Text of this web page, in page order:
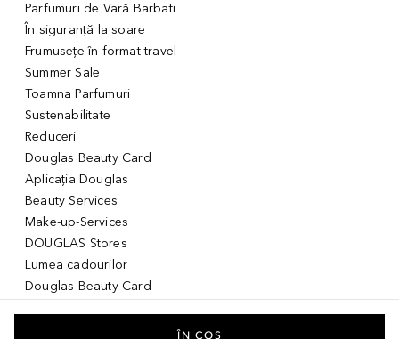
Parfumuri de Vară Barbati
În siguranță la soare
Frumusețe în format travel
Summer Sale
Toamna Parfumuri
Sustenabilitate
Reduceri
Douglas Beauty Card
Aplicația Douglas
Beauty Services
Make-up-Services
DOUGLAS Stores
Lumea cadourilor
Douglas Beauty Card
ÎN COȘ